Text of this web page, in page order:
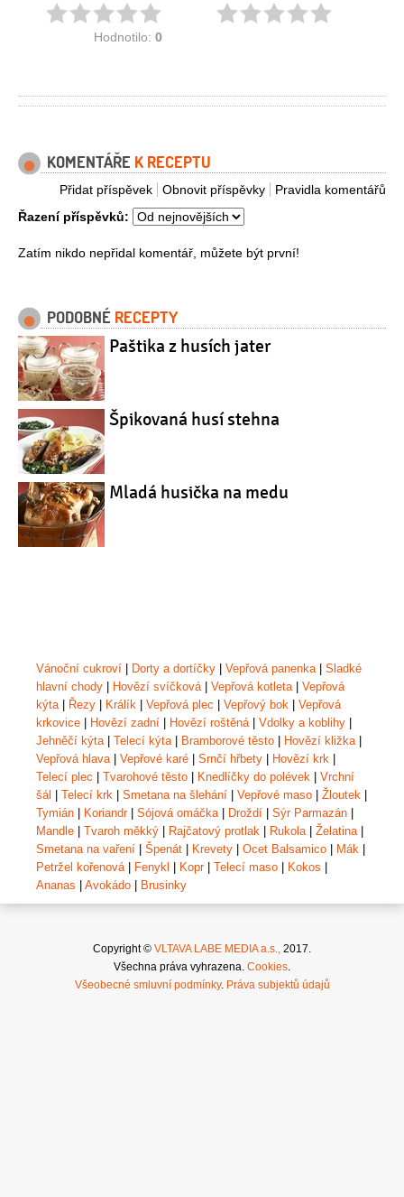
Hodnotilo: 0
KOMENTÁŘE K RECEPTU
Pravidla komentářů
Obnovit příspěvky
Přidat příspěvek
Řazení příspěvků:
Zatím nikdo nepřidal komentář, můžete být první!
PODOBNÉ RECEPTY
Paštika z husích jater
Špikovaná husí stehna
Mladá husička na medu
Vánoční cukroví | Dorty a dortíčky | Vepřová panenka | Sladké
hlavní chody | Hovězí svíčková | Vepřová kotleta | Vepřová
kýta | Řezy | Králík | Vepřová plec | Vepřový bok | Vepřová
krkovice | Hovězí zadní | Hovězí roštěná | Vdolky a koblihy |
Jehněčí kýta | Telecí kýta | Bramborové těsto | Hovězí kližka |
Vepřová hlava | Vepřové karé | Srnčí hřbety | Hovězí krk |
Telecí plec | Tvarohové těsto | Knedlíčky do polévek | Vrchní
šál | Telecí krk | Smetana na šlehání | Vepřové maso | Žloutek |
Tymián | Koriandr| Sójová omáčka | Droždí | Sýr Parmazán |
Mandle | Tvaroh měkký | Rajčatový protlak | Rukola | Želatina |
Smetana na vaření | Špenát | Krevety | Ocet Balsamico | Mák |
Petržel kořenová | Fenykl | Kopr| Telecí maso | Kokos |
Ananas | Avokádo | Brusinky
Copyright © VLTAVA LABE MEDIA a.s.,
2017.
Všechna práva vyhrazena. Cookies
Všeobecné smluvní podmínky. Práva subjektů údajů